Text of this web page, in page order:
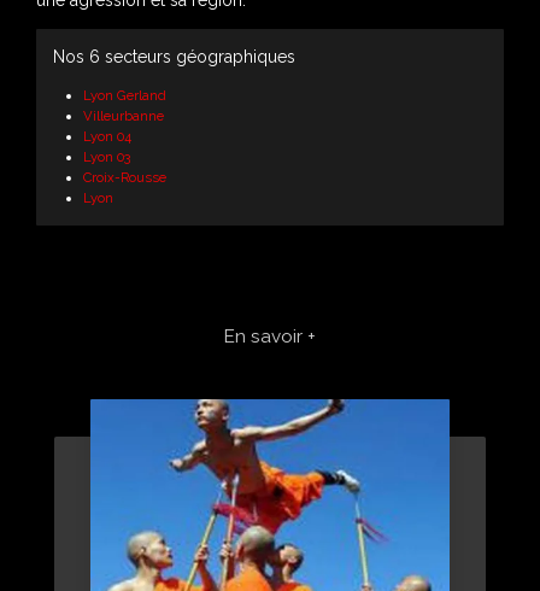
Nos 6 secteurs géographiques
Lyon Gerland
Villeurbanne
Lyon 04
Lyon 03
Croix-Rousse
Lyon
En savoir +